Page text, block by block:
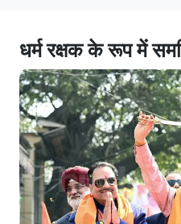
धर्म रक्षक के रूप में